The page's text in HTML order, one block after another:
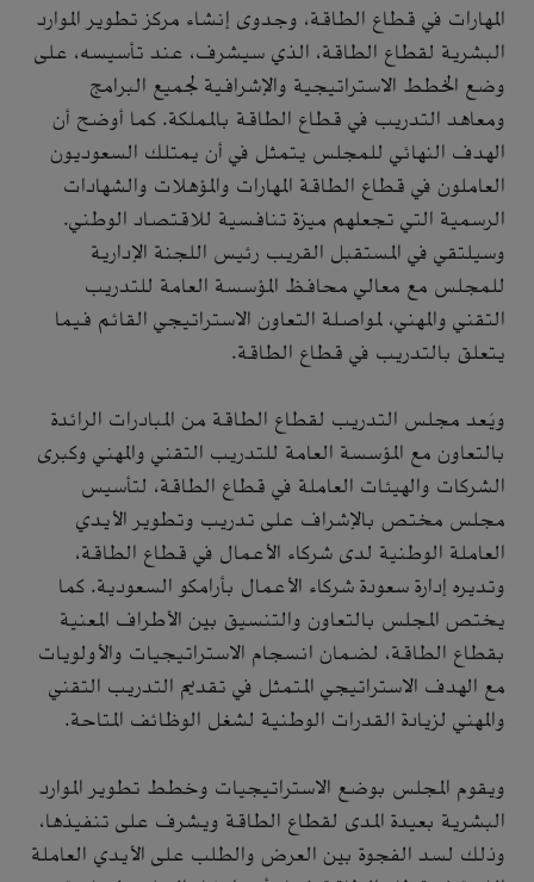
المهارات في قطاع الطاقة، وجدوى إنشاء مركز تطوير الموارد
البشرية لقطاع الطاقة، الذي سيشرف، عند تأسيسه، على
وضع الخطط الاستراتيجية والإشرافية لجميع البرامج
ومعاهد التدريب في قطاع الطاقة بالمملكة. كما أوضح أن
الهدف النهائي للمجلس يتمثل في أن يمتلك السعوديون
العاملون في قطاع الطاقة المهارات والمؤهلات والشهادات
الرسمية التي تجعلهم ميزة تنافسية للاقتصاد الوطني.
وسيلتقي في المستقبل القريب رئيس اللجنة الإدارية
للمجلس مع معالي محافظ المؤسسة العامة للتدريب
التقني والمهني، لمواصلة التعاون الاستراتيجي القائم فيما
يتعلق بالتدريب في قطاع الطاقة.
ويُعد مجلس التدريب لقطاع الطاقة من المبادرات الرائدة
بالتعاون مع المؤسسة العامة للتدريب التقني والمهني وكبرى
الشركات والهيئات العاملة في قطاع الطاقة، لتأسيس
مجلس مختص بالإشراف على تدريب وتطوير الأيدي
العاملة الوطنية لدى شركاء الأعمال في قطاع الطاقة،
وتديره إدارة سعودة شركاء الأعمال بأرامكو السعودية. كما
يختص المجلس بالتعاون والتنسيق بين الأطراف المعنية
بقطاع الطاقة، لضمان انسجام الاستراتيجيات والأولويات
مع الهدف الاستراتيجي المتمثل في تقديم التدريب التقني
والمهني لزيادة القدرات الوطنية لشغل الوظائف المتاحة.
ويقوم المجلس بوضع الاستراتيجيات وخطط تطوير الموارد
البشرية بعيدة المدى لقطاع الطاقة ويشرف على تنفيذها،
وذلك لسد الفجوة بين العرض والطلب على الأيدي العاملة